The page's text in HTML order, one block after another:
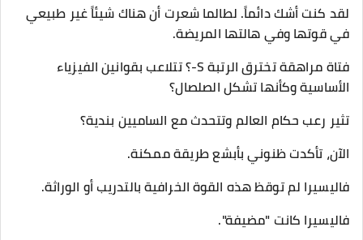
​لقد كنت أشك دائماً. لطالما شعرت أن هناك شيئاً غير طبيعي
في قوتها وفي هالتها المريضة.
فتاة مراهقة تخترق الرتبة S-؟ تتلاعب بقوانين الفيزياء
الأساسية وكأنها تشكل الصلصال؟
تثير رعب حكام العالم وتتحدث مع الساميين بندية؟
​الآن، تأكدت ظنوني بأبشع طريقة ممكنة.
​فاليسيرا لم توقظ هذه القوة الخرافية بالتدريب أو الوراثة.
فاليسيرا كانت "مضيفة".